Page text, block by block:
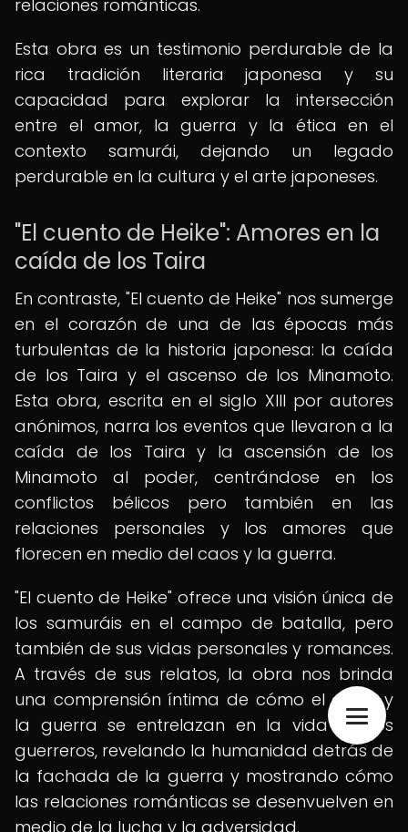
relaciones románticas.
Esta obra es un testimonio perdurable de la
rica tradición literaria japonesa y su
capacidad para explorar la intersección
entre el amor, la guerra y la ética en el
contexto samurái, dejando un legado
perdurable en la cultura y el arte japoneses.
"El cuento de Heike": Amores en la
caída de los Taira
En contraste, "El cuento de Heike" nos sumerge
en el corazón de una de las épocas más
turbulentas de la historia japonesa: la caída
de los Taira y el ascenso de los Minamoto.
Esta obra, escrita en el siglo XIII por autores
anónimos, narra los eventos que llevaron a la
caída de los Taira y la ascensión de los
Minamoto al poder, centrándose en los
conflictos bélicos pero también en las
relaciones personales y los amores que
florecen en medio del caos y la guerra.
"El cuento de Heike" ofrece una visión única de
los samuráis en el campo de batalla, pero
también de sus vidas personales y romances.
A través de sus relatos, la obra nos brinda
una comprensión íntima de cómo el amor y
la guerra se entrelazan en la vida de los
guerreros, revelando la humanidad detrás de
la fachada de la guerra y mostrando cómo
las relaciones románticas se desenvuelven en
medio de la lucha y la adversidad.